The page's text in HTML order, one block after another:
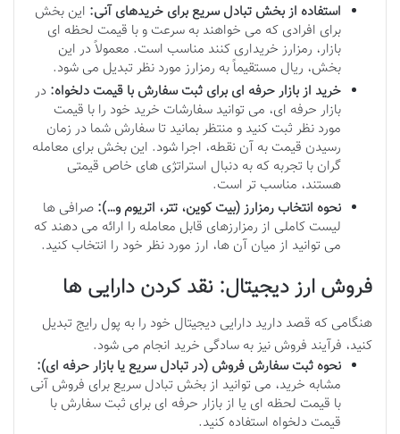
استفاده از بخش تبادل سریع برای خریدهای آنی: این بخش
برای افرادی که می خواهند به سرعت و با قیمت لحظه ای
بازار، رمزارز خریداری کنند مناسب است. معمولاً در این
بخش، ریال مستقیماً به رمزارز مورد نظر تبدیل می شود.
خرید از بازار حرفه ای برای ثبت سفارش با قیمت دلخواه: در
بازار حرفه ای، می توانید سفارشات خرید خود را با قیمت
مورد نظر ثبت کنید و منتظر بمانید تا سفارش شما در زمان
رسیدن قیمت به آن نقطه، اجرا شود. این بخش برای معامله
گران با تجربه که به دنبال استراتژی های خاص قیمتی
هستند، مناسب تر است.
نحوه انتخاب رمزارز (بیت کوین، تتر، اتریوم و…): صرافی ها
لیست کاملی از رمزارزهای قابل معامله را ارائه می دهند که
می توانید از میان آن ها، ارز مورد نظر خود را انتخاب کنید.
فروش ارز دیجیتال: نقد کردن دارایی ها
هنگامی که قصد دارید دارایی دیجیتال خود را به پول رایج تبدیل
کنید، فرآیند فروش نیز به سادگی خرید انجام می شود.
نحوه ثبت سفارش فروش (در تبادل سریع یا بازار حرفه ای):
مشابه خرید، می توانید از بخش تبادل سریع برای فروش آنی
با قیمت لحظه ای یا از بازار حرفه ای برای ثبت سفارش با
قیمت دلخواه استفاده کنید.